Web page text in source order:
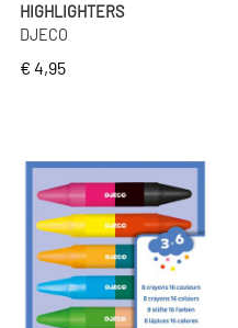
HIGHLIGHTERS
DJECO
€ 4,95